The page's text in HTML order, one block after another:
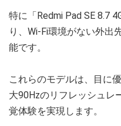
特に「Redmi Pad SE 8.7
り、Wi-Fi環境がない外出
能です。
これらのモデルは、目に
大90Hzのリフレッシュレ
覚体験を実現します。